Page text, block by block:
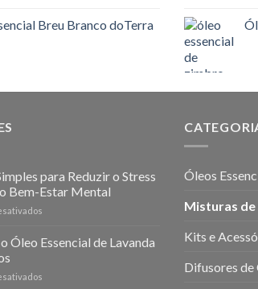
Breu Branco doTerra
para Reduzir o Stress
Bem-Estar Mental
Simples
Óleo Essencial de Lavanda
Óleos
Misturas de
Kits e
Difusores de